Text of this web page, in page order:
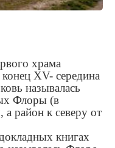
храма
конец XV- середина
называлась
Флоры (в
район к северу от
книгах